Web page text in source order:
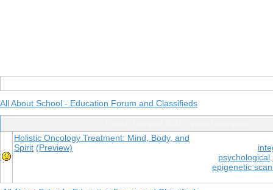
All About School - Education Forum and Classifieds
psychological
epigenetic
Holistic Oncology Treatment: Mind, Body, and
Spirit (Preview)